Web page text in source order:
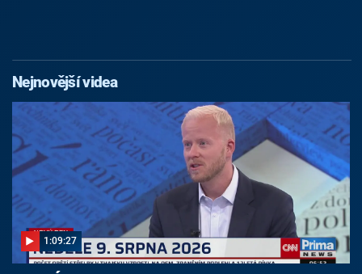
Nejnovější videa
1:09:27